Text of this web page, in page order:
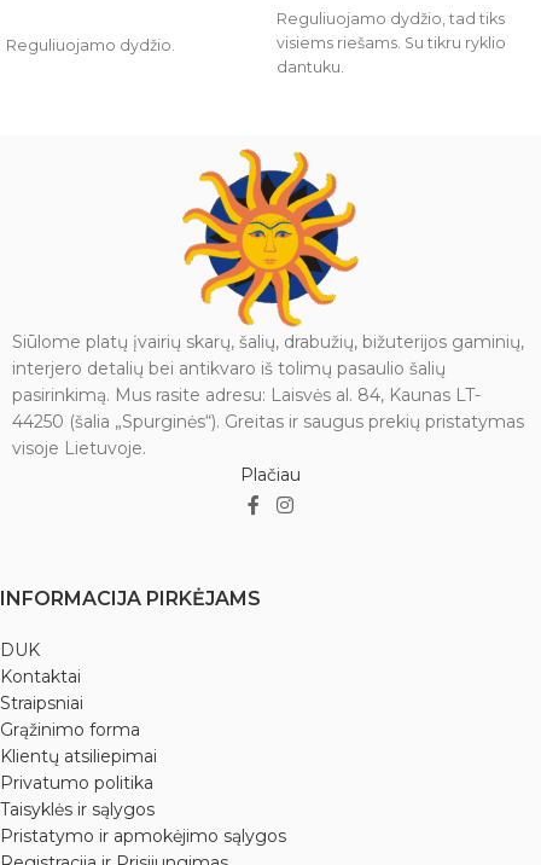
Reguliuojamo dydžio.
Reguliuojamo dydžio, tad tiks
visiems riešams. Su tikru ryklio
dantuku.
Siūlome platų įvairių skarų, šalių, drabužių, bižuterijos gaminių,
interjero detalių bei antikvaro iš tolimų pasaulio šalių
pasirinkimą. Mus rasite adresu: Laisvės al. 84, Kaunas LT-
44250 (šalia „Spurginės“). Greitas ir saugus prekių pristatymas
visoje Lietuvoje.
Plačiau
INFORMACIJA PIRKĖJAMS
DUK
Kontaktai
Straipsniai
Grąžinimo forma
Klientų atsiliepimai
Privatumo politika
Taisyklės ir sąlygos
Pristatymo ir apmokėjimo sąlygos